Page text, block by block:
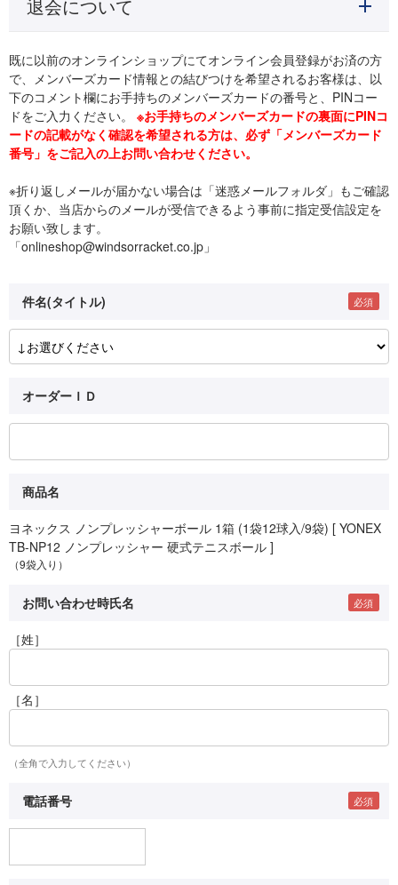
退会について
既に以前のオンラインショップにてオンライン会員登録がお済の方
で、メンバーズカード情報との結びつけを希望されるお客様は、以
下のコメント欄にお手持ちのメンバーズカードの番号と、PINコー
ドをご入力ください。 ※お手持ちのメンバーズカードの裏面にPINコ
ードの記載がなく確認を希望される方は、必ず「メンバーズカード
番号」をご記入の上お問い合わせください。
※折り返しメールが届かない場合は「迷惑メールフォルダ」もご確認
頂くか、当店からのメールが受信できるよう事前に指定受信設定を
お願い致します。
「onlineshop@windsorracket.co.jp」
件名(タイトル)
オーダーＩＤ
商品名
ヨネックス ノンプレッシャーボール 1箱 (1袋12球入/9袋) [ YONEX
TB-NP12 ノンプレッシャー 硬式テニスボール ]
（9袋入り）
お問い合わせ時氏名
［姓］
［名］
（全角で入力してください）
電話番号